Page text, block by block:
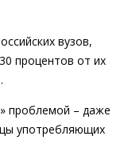
вузов,
процентов от их
проблемой – даже
употребляющих